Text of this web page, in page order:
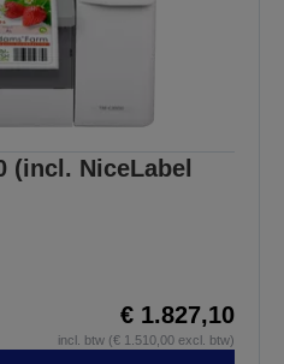
(incl. NiceLabel
€ 1.827,10
incl. btw (€ 1.510,00 excl. btw)